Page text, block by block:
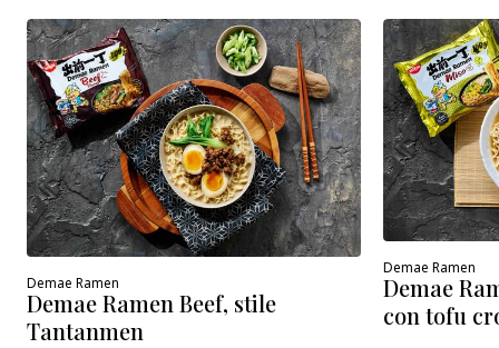
Demae Ramen
Demae Ramen Beef, stile
Tantanmen
Demae Ramen
Demae
con tofu